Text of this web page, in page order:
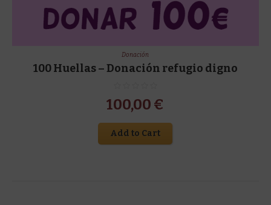
Donación
100 Huellas – Donación refugio digno
100,00 €
Add to Cart